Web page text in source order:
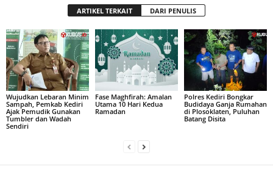
ARTIKEL TERKAIT DARI PENULIS
Wujudkan Lebaran Minim
Sampah, Pemkab Kediri
Ajak Pemudik Gunakan
Tumbler dan Wadah
Sendiri
Fase Maghfirah: Amalan
Utama 10 Hari Kedua
Ramadan
Polres Kediri Bongkar
Budidaya Ganja Rumahan
di Plosoklaten, Puluhan
Batang Disita